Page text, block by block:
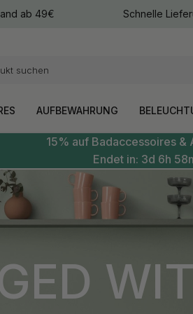
ab 49€ Schnelle
AUFBEWAHRUNG
15% auf Badaccessoires &
Endet in: 3d 6h